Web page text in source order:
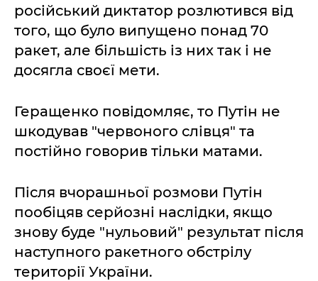
російський диктатор розлютився від
того, що було випущено понад 70
ракет, але більшість із них так і не
досягла своєї мети.
Геращенко повідомляє, то Путін не
шкодував "червоного слівця" та
постійно говорив тільки матами.
Після вчорашньої розмови Путін
пообіцяв серйозні наслідки, якщо
знову буде "нульовий" результат після
наступного ракетного обстрілу
території України.